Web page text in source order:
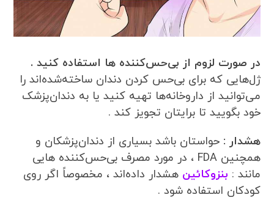
در صورت لزوم از بی‌حس‌کننده ها استفاده کنید .
ژل‌هایی که برای بی‌حس کردن دندان ساخته‌شده‌اند را
می‌توانید از داروخانه‌ها تهیه کنید یا به دندان‌پزشک
خود بگویید تا برایتان تجویز کند .
هشدار : حواستان باشد بسیاری از دندان‌پزشکان و
همچنین FDA ، در مورد مصرف بی‌حس‌کننده هایی
مانند : بنزوکائین هشدار داده‌اند ، مخصوصاً اگر روی
کودکان استفاده شود .